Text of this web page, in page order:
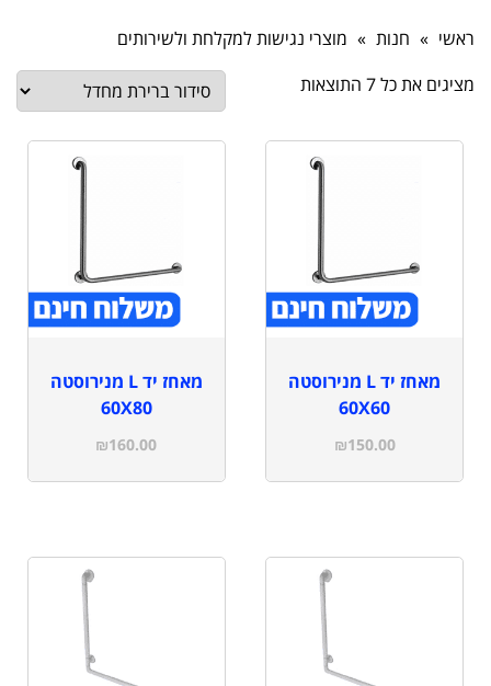
ראשי » חנות » מוצרי נגישות למקלחת ולשירותים
מציגים את כל ⁦7⁩ התוצאות
מאחז יד L מנירוסטה
60X60
₪150.00
מאחז יד L מנירוסטה
60X80
₪160.00